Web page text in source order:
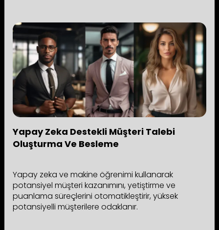
Yapay Zeka Destekli Müşteri Talebi
Oluşturma Ve Besleme
Yapay zeka ve makine öğrenimi kullanarak
potansiyel müşteri kazanımını, yetiştirme ve
puanlama süreçlerini otomatikleştirir, yüksek
potansiyelli müşterilere odaklanır.